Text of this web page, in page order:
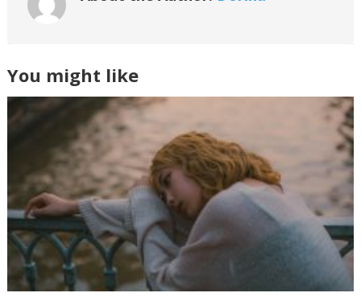
You might like